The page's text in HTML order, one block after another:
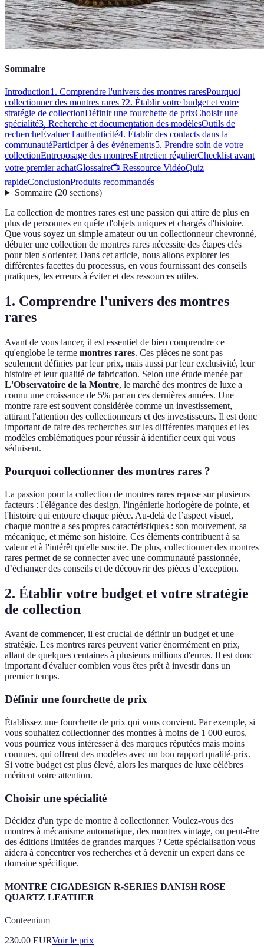
Sommaire
Introduction1. Comprendre l'univers des montres raresPourquoi
collectionner des montres rares ?2. Établir votre budget et votre
stratégie de collectionDéfinir une fourchette de prixChoisir une
spécialité3. Recherche et documentation des modèlesOutils de
rechercheÉvaluer l'authenticité4. Établir des contacts dans la
communautéParticiper à des événements5. Prendre soin de votre
collectionEntreposage des montresEntretien régulierChecklist avant
votre premier achatGlossaire📺 Ressource VidéoQuiz
rapideConclusionProduits recommandés
Sommaire(20 sections)
La collection de montres rares est une passion qui attire de plus en
plus de personnes en quête d'objets uniques et chargés d'histoire.
Que vous soyez un simple amateur ou un collectionneur chevronné,
débuter une collection de montres rares nécessite des étapes clés
pour bien s'orienter. Dans cet article, nous allons explorer les
différentes facettes du processus, en vous fournissant des conseils
pratiques, les erreurs à éviter et des ressources utiles.
1. Comprendre l'univers des montres
rares
Avant de vous lancer, il est essentiel de bien comprendre ce
qu'englobe le terme montres rares. Ces pièces ne sont pas
seulement définies par leur prix, mais aussi par leur exclusivité, leur
histoire et leur qualité de fabrication. Selon une étude menée par
L'Observatoire de la Montre, le marché des montres de luxe a
connu une croissance de 5% par an ces dernières années. Une
montre rare est souvent considérée comme un investissement,
attirant l'attention des collectionneurs et des investisseurs. Il est donc
important de faire des recherches sur les différentes marques et les
modèles emblématiques pour réussir à identifier ceux qui vous
séduisent.
Pourquoi collectionner des montres rares ?
La passion pour la collection de montres rares repose sur plusieurs
facteurs : l'élégance des design, l'ingénierie horlogère de pointe, et
l'histoire qui entoure chaque pièce. Au-delà de l’aspect visuel,
chaque montre a ses propres caractéristiques : son mouvement, sa
mécanique, et même son histoire. Ces éléments contribuent à sa
valeur et à l'intérêt qu'elle suscite. De plus, collectionner des montres
rares permet de se connecter avec une communauté passionnée,
d’échanger des conseils et de découvrir des pièces d’exception.
2. Établir votre budget et votre stratégie
de collection
Avant de commencer, il est crucial de définir un budget et une
stratégie. Les montres rares peuvent varier énormément en prix,
allant de quelques centaines à plusieurs millions d'euros. Il est donc
important d'évaluer combien vous êtes prêt à investir dans un
premier temps.
Définir une fourchette de prix
Établissez une fourchette de prix qui vous convient. Par exemple, si
vous souhaitez collectionner des montres à moins de 1 000 euros,
vous pourriez vous intéresser à des marques réputées mais moins
connues, qui offrent des modèles avec un bon rapport qualité-prix.
Si votre budget est plus élevé, alors les marques de luxe célèbres
méritent votre attention.
Choisir une spécialité
Décidez d'un type de montre à collectionner. Voulez-vous des
montres à mécanisme automatique, des montres vintage, ou peut-être
des éditions limitées de grandes marques ? Cette spécialisation vous
aidera à concentrer vos recherches et à devenir un expert dans ce
domaine spécifique.
MONTRE CIGADESIGN R-SERIES DANISH ROSE
QUARTZ LEATHER
Conteenium
230.00 EURVoir le prix